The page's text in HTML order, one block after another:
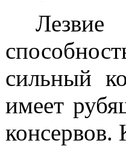
сильный
имеет
консервов.